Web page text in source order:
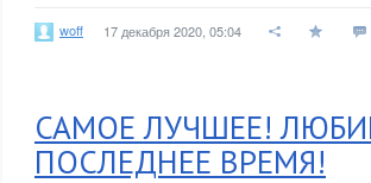
woff 17 декабря 2020, 05:04
САМОЕ ЛУЧШЕЕ!
ПОСЛЕДНЕЕ ВРЕМЯ!